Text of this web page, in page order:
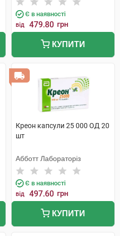
Є в наявності
від 479.80 грн
КУПИТИ
Креон капсули 25 000 ОД 20
шт
Абботт Лабораторіз
Є в наявності
від 497.60 грн
КУПИТИ